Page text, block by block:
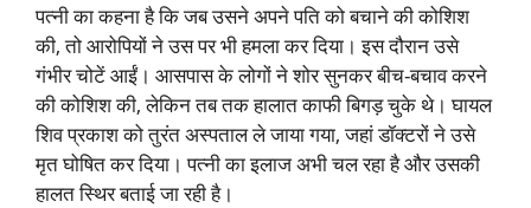
पत्नी का कहना है कि जब उसने अपने पति को बचाने की कोशिश
की, तो आरोपियों ने उस पर भी हमला कर दिया। इस दौरान उसे
गंभीर चोटें आईं। आसपास के लोगों ने शोर सुनकर बीच-बचाव करने
की कोशिश की, लेकिन तब तक हालात काफी बिगड़ चुके थे। घायल
शिव प्रकाश को तुरंत अस्पताल ले जाया गया, जहां डॉक्टरों ने उसे
मृत घोषित कर दिया। पत्नी का इलाज अभी चल रहा है और उसकी
हालत स्थिर बताई जा रही है।